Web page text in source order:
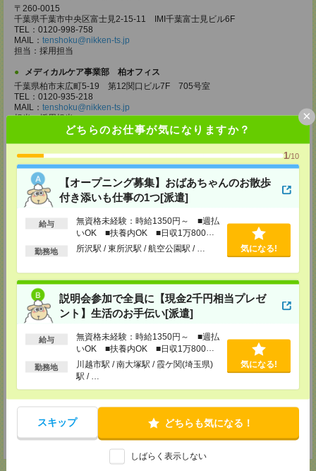
どちらのお仕事が気になりますか？
1/10
【オープニング募集】おばあちゃんのお散歩
付き添いも仕事の1つ[派遣]
給与
無資格未経験：時給1350円～ ■週払
いOK ■扶養内OK ■日収1万800円
以上
勤務地 所沢駅 / 東所沢駅 / 航空公園駅 / … 気になる!
説明会参加で全員に【現金2千円相当プレゼ
ント】生活のお手伝い[派遣]
給与
無資格未経験：時給1350円～ ■週払
いOK ■扶養内OK ■日収1万800円
以上
勤務地
川越市駅 / 南大塚駅 / 霞ケ関(埼玉県)
駅 / …
気になる!
スキップ どちらも気になる！
しばらく表示しない
×
〒260-0015
千葉県千葉市中央区富士見2-15-11 IMI千葉富士見ビル6F
TEL：0120-998-758
MAIL： tenshoku@nikken-ts.jp
担当：採用担当
メディカルケア事業部 柏オフィス
千葉県柏市末広町5-19 第12関口ビル7F 705号室
TEL：0120-935-218
MAIL： tenshoku@nikken-ts.jp
担当：採用担当
東京都新宿区新宿2-3-10 新宿御苑ビル6階
TEL：0120-457-235
MAIL：tenshoku@nikken-ts.jp
担当：採用担当
メディカルケア事業部 立川事業所
東京都立川市錦町1-12-14
TEL：0120-934-200
担当：採用担当
メディカルケア事業部 町田オフィス
東京都町田市森野1-7-23 大樹生命町田ビル6F
TEL：0120-453-285
MAIL：tenshoku@nikken-ts.jp
担当：採用担当
メディカルケア事業部 横浜オフィス
神奈川県横浜市保土ケ谷区神戸町134 横浜ビジネスパークサウスタワー
2F B区画
TEL：0120-901-799
MAIL：
担当：採用担当
登録交通費
★今ならご来社登録でQUOカード2000円分をプレゼント中★